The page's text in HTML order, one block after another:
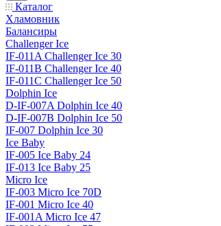
Каталог
Хламовник
Балансиры
Challenger Ice
IF-011A Challenger Ice 30
IF-011B Challenger Ice 40
IF-011C Challenger Ice 50
Dolphin Ice
D-IF-007A Dolphin Ice 40
D-IF-007B Dolphin Ice 50
IF-007 Dolphin Ice 30
Ice Baby
IF-005 Ice Baby 24
IF-013 Ice Baby 25
Micro Ice
IF-003 Micro Ice 70D
IF-001 Micro Ice 40
IF-001A Micro Ice 47